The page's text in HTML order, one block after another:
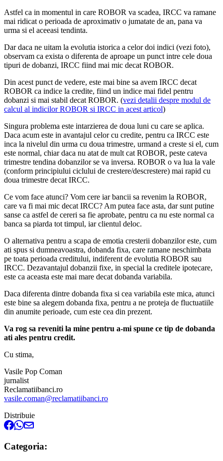
Astfel ca in momentul in care ROBOR va scadea, IRCC va ramane
mai ridicat o perioada de aproximativ o jumatate de an, pana va
urma si el aceeasi tendinta.
Dar daca ne uitam la evolutia istorica a celor doi indici (vezi foto),
observam ca exista o diferenta de aproape un punct intre cele doua
tipuri de dobanzi, IRCC fiind mai mic decat ROBOR.
Din acest punct de vedere, este mai bine sa avem IRCC decat
ROBOR ca indice la credite, fiind un indice mai fidel pentru
dobanzi si mai stabil decat ROBOR. (vezi detalii despre modul de
calcul al indicilor ROBOR si IRCC in acest articol)
Singura problema este intarzierea de doua luni cu care se aplica.
Daca acum este in avantajul celor cu credite, pentru ca IRCC este
inca la nivelul din urma cu doua trimestre, urmand a creste si el, cum
este normal, chiar daca nu atat de mult cat ROBOR, peste cateva
trimestre tendina dobanzilor se va inversa. ROBOR o va lua la vale
(conform principiului ciclului de crestere/descrestere) mai rapid cu
doua trimestre decat IRCC.
Ce vom face atunci? Vom cere iar bancii sa revenim la ROBOR,
care va fi mai mic decat IRCC? Am putea face asta, dar sunt putine
sanse ca astfel de cereri sa fie aprobate, pentru ca nu este normal ca
banca sa piarda tot timpul, iar clientul deloc.
O alternativa pentru a scapa de emotia cresterii dobanzilor este, cum
ati spus si dumneavoastra, dobanda fixa, care ramane neschimbata
pe toata perioada creditului, indiferent de evolutia ROBOR sau
IRCC. Dezavantajul dobanzii fixe, in special la creditele ipotecare,
este ca aceasta este mai mare decat dobanda variabila.
Daca diferenta dintre dobanda fixa si cea variabila este mica, atunci
este bine sa alegem dobanda fixa, pentru a ne proteja de fluctuatiile
din anumite perioade, cum este cea din prezent.
Va rog sa reveniti la mine pentru a-mi spune ce tip de dobanda
ati ales pentru credit.
Cu stima,
Vasile Pop Coman
jurnalist
Reclamatiibanci.ro
vasile.coman@reclamatiibanci.ro
Distribuie
Categoria: